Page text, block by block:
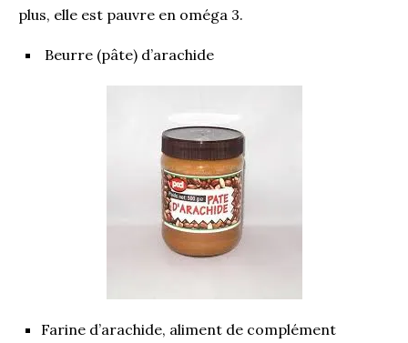
plus, elle est pauvre en oméga 3.
Beurre (pâte) d’arachide
Farine d’arachide, aliment de complément